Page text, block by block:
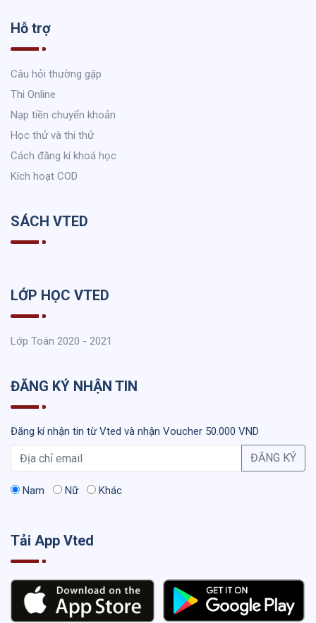
Hỗ trợ
Câu hỏi thường gặp
Thi Online
Nạp tiền chuyển khoản
Học thử và thi thử
Cách đăng kí khoá học
Kích hoạt COD
SÁCH VTED
LỚP HỌC VTED
Lớp Toán 2020 - 2021
ĐĂNG KÝ NHẬN TIN
Đăng kí nhận tin từ Vted và nhận Voucher 50.000 VND
ĐĂNG KÝ
Nam Nữ Khác
Tải App Vted